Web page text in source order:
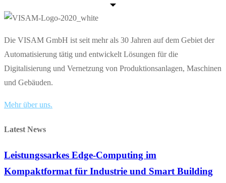
Die VISAM GmbH ist seit mehr als 30 Jahren auf dem Gebiet der
Automatisierung tätig und entwickelt Lösungen für die
Digitalisierung und Vernetzung von Produktionsanlagen, Maschinen
und Gebäuden.
Mehr über uns.
Latest News
Leistungssarkes Edge-Computing im
Kompaktformat für Industrie und Smart Building